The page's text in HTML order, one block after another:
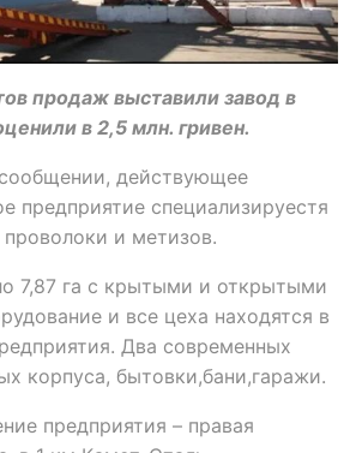
продаж выставили завод в
в 2,5 млн. гривен.
действующее
предприятие специализируестя
и метизов.
7,87 га с крытыми и открытыми
и все цеха находятся в
Два современных
корпуса, бытовки,бани,гаражи.
предприятия – правая